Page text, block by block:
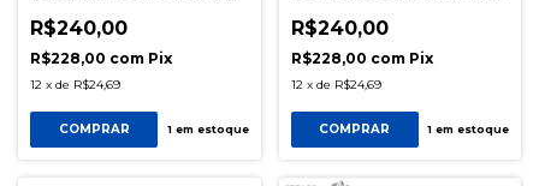
R$240,00
R$228,00 com Pix
12 x de R$24,69
COMPRAR 1em estoque
R$240,00
R$228,00 com Pix
12 x de R$24,69
COMPRAR 1 em estoque